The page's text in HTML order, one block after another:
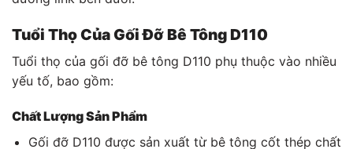
Tuổi Thọ Của Gối Đỡ Bê Tông D110
Tuổi thọ của gối đỡ bê tông D110 phụ thuộc vào nhiều
yếu tố, bao gồm:
Chất Lượng Sản Phẩm
Gối đỡ D110 được sản xuất từ ​​bê tông cốt thép chất